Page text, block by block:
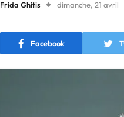
Frida Ghitis dimanche, 21 avril
Facebook